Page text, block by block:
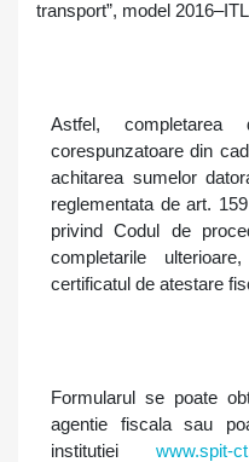
transport”, model
Astfel,
corespunzatoare din
achitarea sumelor
reglementata deart.
privind Codul de
completarile
certificatul de atestare
Formularul se poate
agentie fiscala sau
institutiei www.spit-